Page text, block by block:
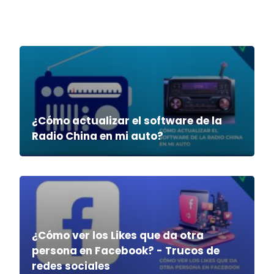
¿Cómo actualizar el software de la
Radio China en mi auto?
¿Cómo ver los Likes que da otra
persona en Facebook? - Trucos de
redes sociales